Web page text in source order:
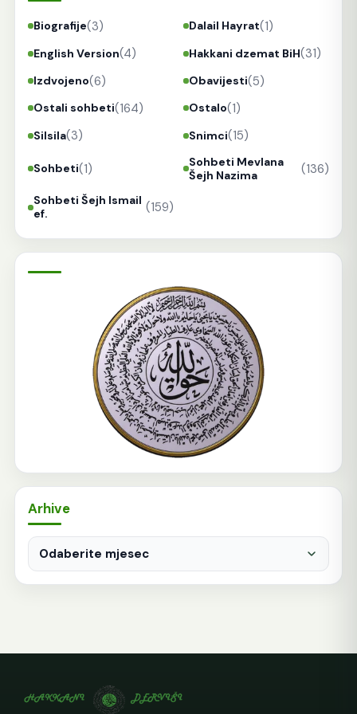
Biografije(3) Dalail Hayrat(1)
English Version(4) Hakkani dzemat BiH(31)
Izdvojeno(6) Obavijesti(5)
Ostali sohbeti(164) Ostalo(1)
Silsila(3) Snimci(15)
Sohbeti(1)
Sohbeti Mevlana
Šejh Nazima
(136)
Sohbeti Šejh Ismail
ef.
(159)
Arhive
Arhive